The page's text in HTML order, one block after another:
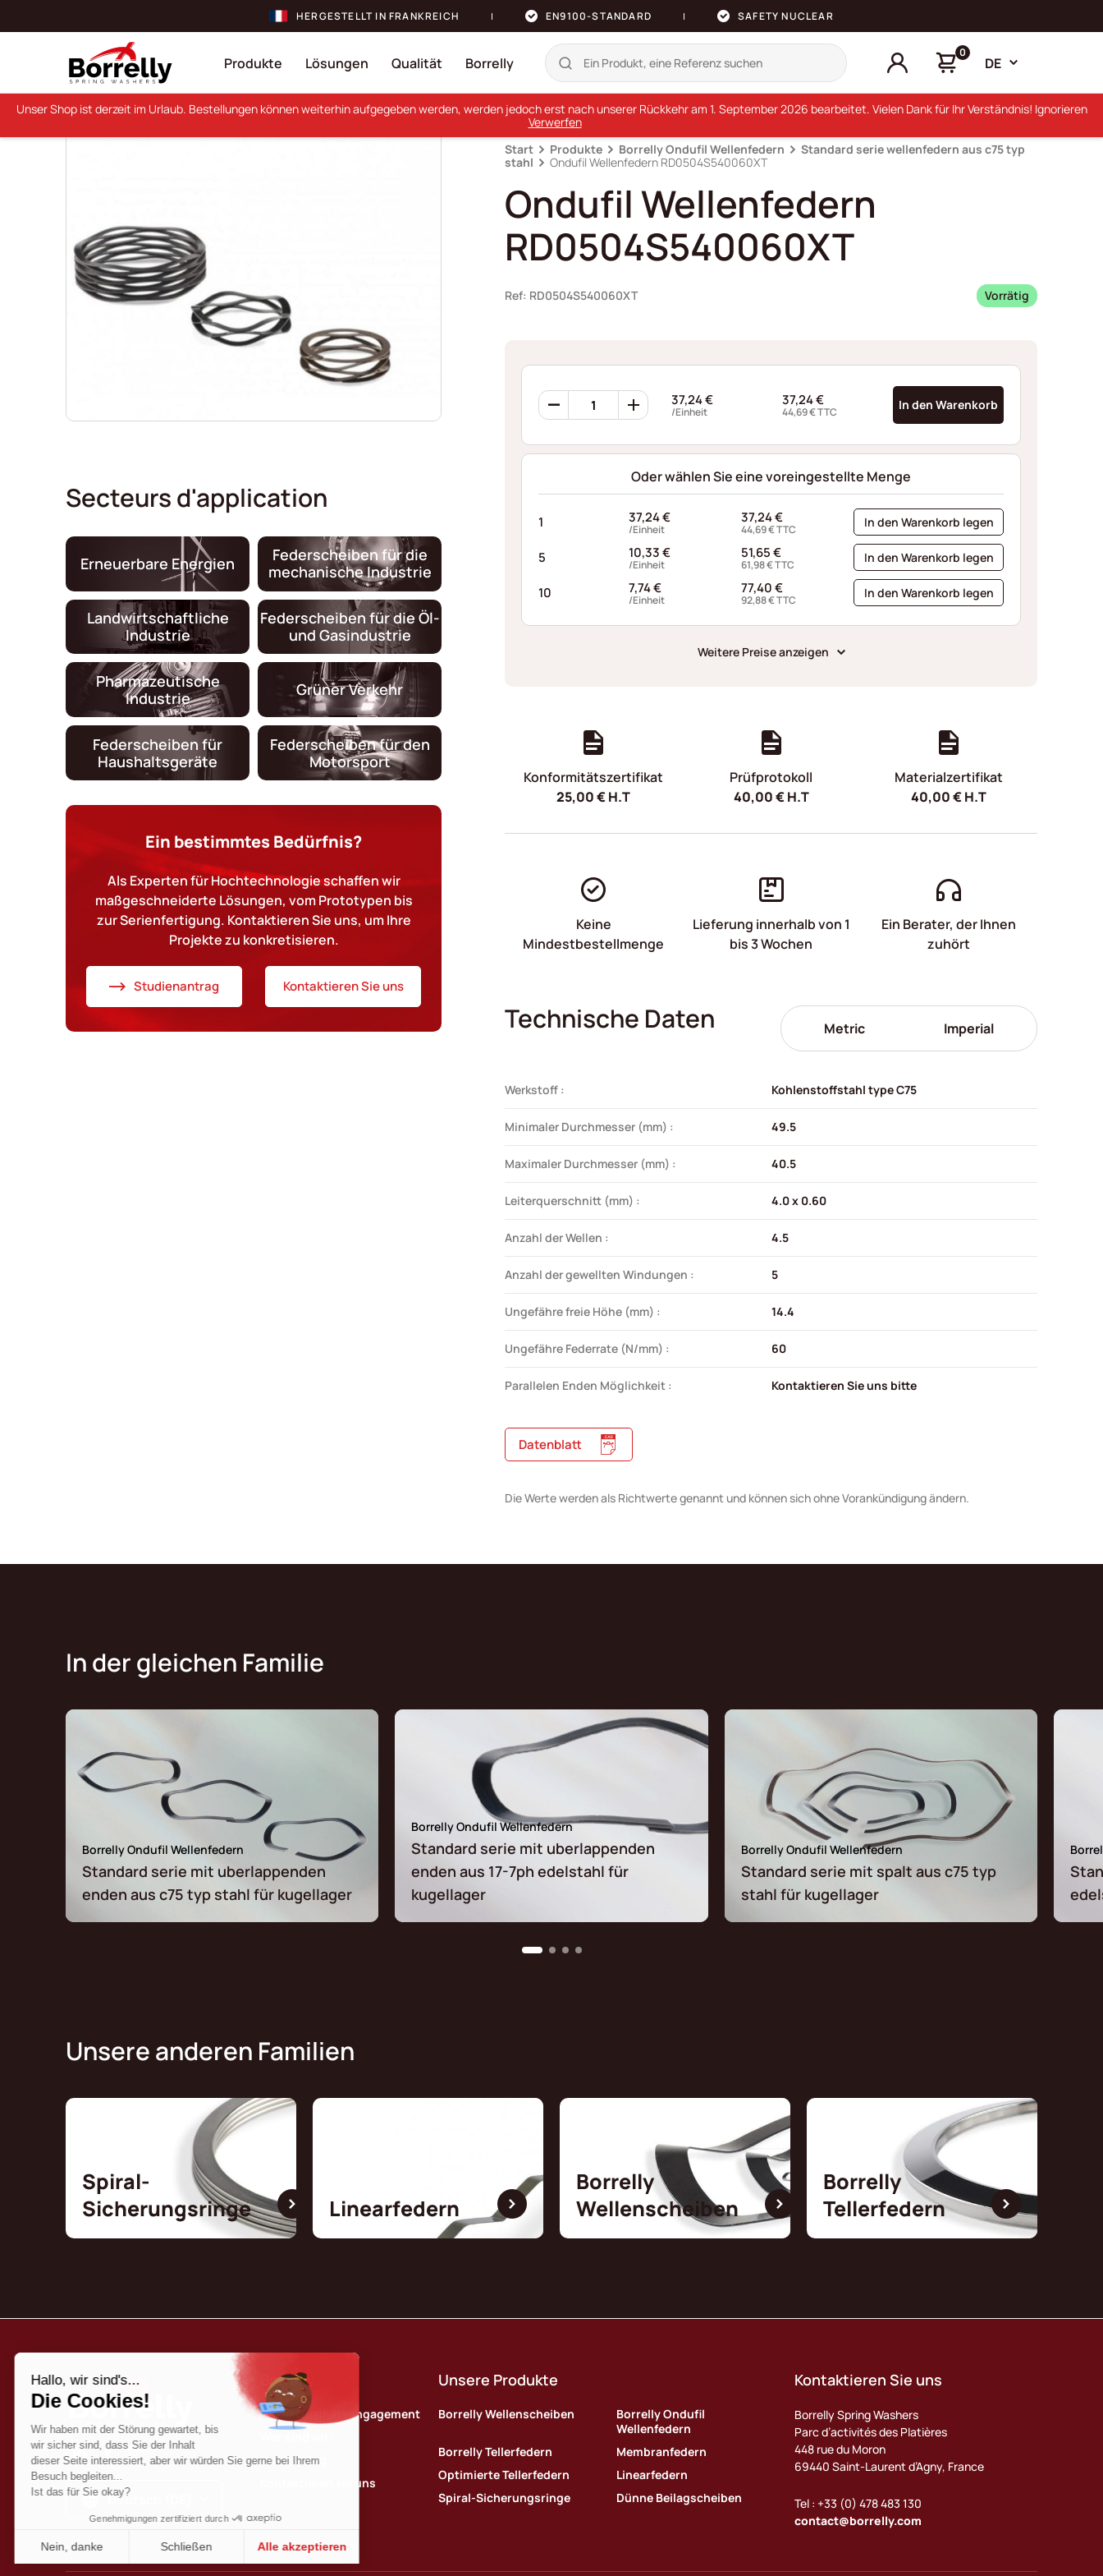
HERGESTELLT IN FRANKREICH EN9100-STANDARD SAFETY NUCLEAR
Produkte Lösungen Qualität Borrelly
0
DE
Secteurs d'application
Erneuerbare Energien
Federscheiben für die
mechanische Industrie
Landwirtschaftliche
Industrie
Federscheiben für die Öl-
und Gasindustrie
Pharmazeutische
Industrie
Grüner Verkehr
Federscheiben für
Haushaltsgeräte
Federscheiben für den
Motorsport
Ein bestimmtes Bedürfnis?
Als Experten für Hochtechnologie schaffen wir
maßgeschneiderte Lösungen, vom Prototypen bis
zur Serienfertigung. Kontaktieren Sie uns, um Ihre
Projekte zu konkretisieren.
Studienantrag Kontaktieren Sie uns
Start Produkte Borrelly Ondufil Wellenfedern
Standard serie wellenfedern aus c75 typ
stahl
Ondufil Wellenfedern RD0504S540060XT
Ondufil Wellenfedern
RD0504S540060XT
Ref: RD0504S540060XT Vorrätig
Ondufil
Wellenfedern
Menge
37,24€
/Einheit
37,24€
44,69€TTC In den Warenkorb
Oder wählen Sie eine voreingestellte Menge
1 37,24€
/Einheit
37,24€
44,69€TTC In den Warenkorb legen
5 10,33€
/Einheit
51,65€
61,98€TTC In den Warenkorb legen
10 7,74€
/Einheit
77,40€
92,88€TTC In den Warenkorb legen
Weitere Preise anzeigen
Konformitätszertifikat
25,00€H.T
Prüfprotokoll
40,00€H.T
Materialzertifikat
40,00€H.T
Keine
Mindestbestellmenge
Lieferung innerhalb von 1
bis 3 Wochen
Ein Berater, der Ihnen
zuhört
Technische Daten Metric Imperial
Werkstoff : Kohlenstoffstahl type C75
Minimaler Durchmesser (mm) : 49.5
Maximaler Durchmesser (mm) : 40.5
Leiterquerschnitt (mm) : 4.0 x 0.60
Anzahl der Wellen : 4.5
Anzahl der gewellten Windungen : 5
Ungefähre freie Höhe (mm) : 14.4
Ungefähre Federrate (N/mm) : 60
Parallelen Enden Möglichkeit : Kontaktieren Sie uns bitte
Datenblatt
Die Werte werden als Richtwerte genannt und können sich ohne Vorankündigung ändern.
In der gleichen Familie
Borrelly Ondufil Wellenfedern
Standard serie mit uberlappenden
enden aus c75 typ stahl für kugellager
Borrelly Ondufil Wellenfedern
Standard serie mit uberlappenden
enden aus 17-7ph edelstahl für
kugellager
Borrelly Ondufil Wellenfedern
Standard serie mit spalt aus c75 typ
stahl für kugellager
Unsere anderen Familien
Spiral-
Sicherungsringe
Linearfedern
Borrelly
Wellenscheiben
Borrelly
Tellerfedern
Deutsch (DE)
Borrelly
Unser Qualitätsengagement
Our katalog
Kontaktieren sie uns
Unsere Produkte
Borrelly Wellenscheiben
Borrelly Ondufil
Wellenfedern
Borrelly Tellerfedern
Membranfedern
Optimierte Tellerfedern
Linearfedern
Spiral-Sicherungsringe
Dünne Beilagscheiben
Kontaktieren Sie uns
Borrelly Spring Washers
Parc d’activités des Platières
448 rue du Moron
69440 Saint-Laurent d’Agny, France
Tel : +33 (0) 478 483 130
contact@borrelly.com
Unser Shop ist derzeit im Urlaub. Bestellungen können weiterhin aufgegeben werden, werden jedoch erst nach unserer Rückkehr am 1. September 2026 bearbeitet. Vielen Dank für Ihr Verständnis! Ignorieren
Verwerfen